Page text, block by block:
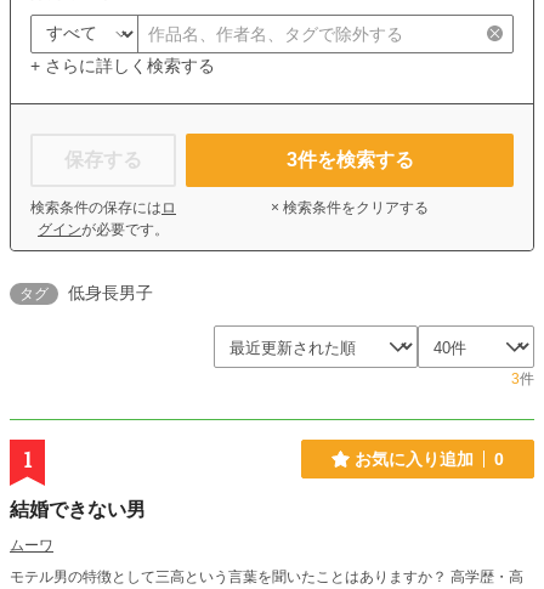
+ さらに詳しく検索する
保存する
検索条件の保存には ロ
グインが必要です。
3件を検索する
× 検索条件をクリアする
タグ 低身長男子
3件
1 お気に入り追加 0
結婚できない男
ムーワ
モテル男の特徴として三高という言葉を聞いたことはありますか？ 高学歴・高